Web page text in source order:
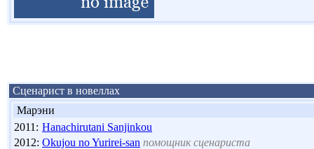
Сценарист в новеллах
Марэни
2011: Hanachirutani Sanjinkou
2012: Okujou no Yurirei-san помощник сценариста